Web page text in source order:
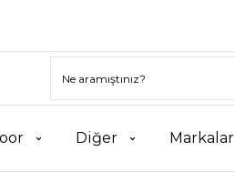
Diğer Markalar